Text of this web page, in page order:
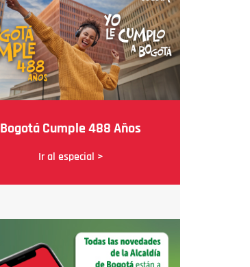
Bogotá Cumple 488 Años
Ir al especial >